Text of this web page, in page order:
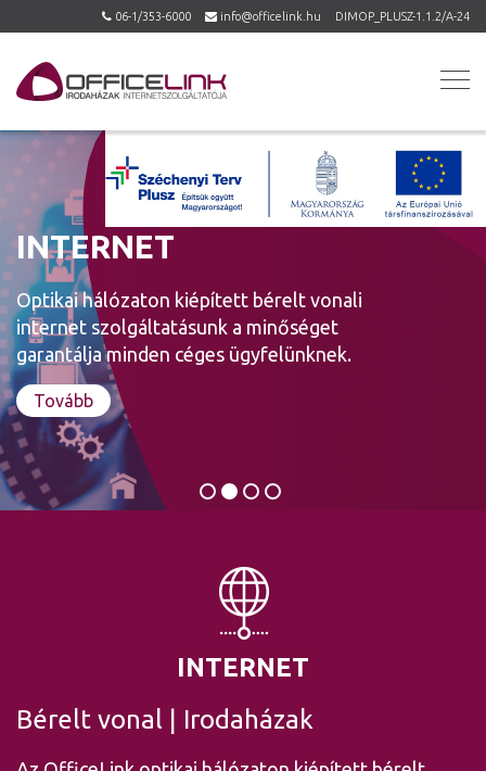
06-1/353-6000 info@officelink.hu DIMOP_PLUSZ-1.1.2/A-24
INTERNET
Optikai hálózaton kiépített bérelt vonali
internet szolgáltatásunk a minőséget
garantálja minden céges ügyfelünknek.
Tovább
INTERNET
Bérelt vonal
Irodaházak